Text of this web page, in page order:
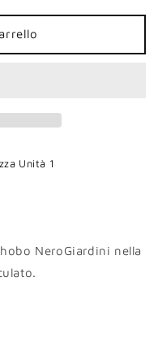
Unità 1
NeroGiardini nella